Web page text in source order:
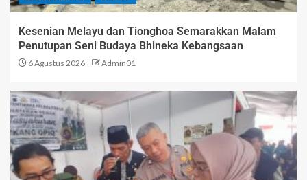
Kesenian Melayu dan Tionghoa Semarakkan Malam
Penutupan Seni Budaya Bhineka Kebangsaan
6 Agustus 2026 Admin01